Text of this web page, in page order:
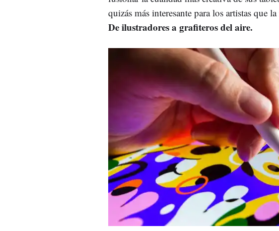
quizás más interesante para los artistas que
De ilustradores a grafiteros del aire.